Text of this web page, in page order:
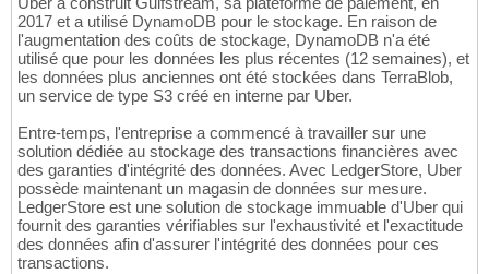
2017 et a utilisé DynamoDB pour le stockage. En raison de
l'augmentation des coûts de stockage, DynamoDB n'a été
utilisé que pour les données les plus récentes (12 semaines), et
les données plus anciennes ont été stockées dans TerraBlob,
un service de type S3 créé en interne par Uber.
Entre-temps, l'entreprise a commencé à travailler sur une
solution dédiée au stockage des transactions financières avec
des garanties d'intégrité des données. Avec LedgerStore, Uber
possède maintenant un magasin de données sur mesure.
LedgerStore est une solution de stockage immuable d'Uber qui
fournit des garanties vérifiables sur l'exhaustivité et l'exactitude
des données afin d'assurer l'intégrité des données pour ces
transactions.